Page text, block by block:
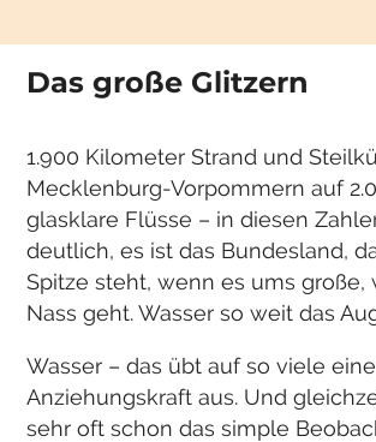
Das große Glitzern
1.900 Kilometer Strand und
Mecklenburg-Vorpommern auf
glasklare Flüsse – in diesen
deutlich, es ist das Bundesland,
Spitze steht, wenn es ums große,
Nass geht. Wasser so weit das
Wasser – das übt auf so viele
Anziehungskraft aus. Und
sehr oft schon das simple